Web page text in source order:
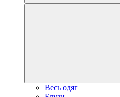
Весь одяг